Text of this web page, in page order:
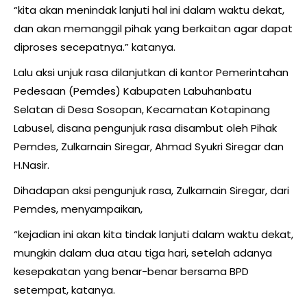
“kita akan menindak lanjuti hal ini dalam waktu dekat,
dan akan memanggil pihak yang berkaitan agar dapat
diproses secepatnya.” katanya.
Lalu aksi unjuk rasa dilanjutkan di kantor Pemerintahan
Pedesaan (Pemdes) Kabupaten Labuhanbatu
Selatan di Desa Sosopan, Kecamatan Kotapinang
Labusel, disana pengunjuk rasa disambut oleh Pihak
Pemdes, Zulkarnain Siregar, Ahmad Syukri Siregar dan
H.Nasir.
Dihadapan aksi pengunjuk rasa, Zulkarnain Siregar, dari
Pemdes, menyampaikan,
“kejadian ini akan kita tindak lanjuti dalam waktu dekat,
mungkin dalam dua atau tiga hari, setelah adanya
kesepakatan yang benar-benar bersama BPD
setempat, katanya.